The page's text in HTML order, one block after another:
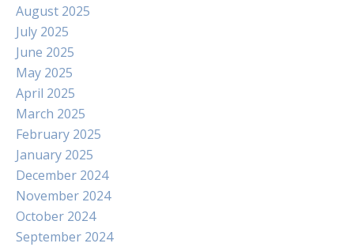
August 2025
July 2025
June 2025
May 2025
April 2025
March 2025
February 2025
January 2025
December 2024
November 2024
October 2024
September 2024